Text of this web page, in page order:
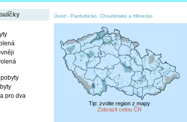
pro dva
Úvod - Pardubicko, Chrudimsko a Hlinecko
Tip: zvolte region z mapy
Zobrazit celou ČR